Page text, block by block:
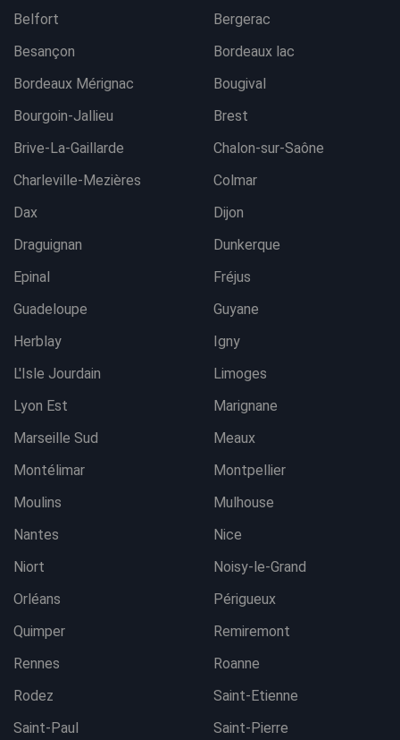
Belfort
Bergerac
Besançon
Bordeaux lac
Bordeaux Mérignac
Bougival
Bourgoin-Jallieu
Brest
Brive-La-Gaillarde
Chalon-sur-Saône
Charleville-Mezières
Colmar
Dax
Dijon
Draguignan
Dunkerque
Epinal
Fréjus
Guadeloupe
Guyane
Herblay
Igny
L'Isle Jourdain
Limoges
Lyon Est
Marignane
Marseille Sud
Meaux
Montélimar
Montpellier
Moulins
Mulhouse
Nantes
Nice
Niort
Noisy-le-Grand
Orléans
Périgueux
Quimper
Remiremont
Rennes
Roanne
Rodez
Saint-Etienne
Saint-Paul
Saint-Pierre